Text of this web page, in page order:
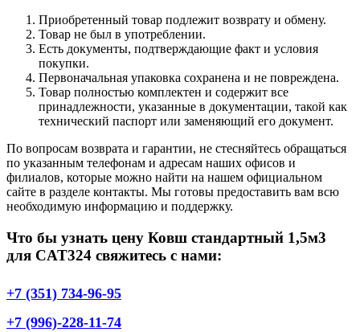
Приобретенный товар подлежит возврату и обмену.
Товар не был в употреблении.
Есть документы, подтверждающие факт и условия
покупки.
Первоначальная упаковка сохранена и не повреждена.
Товар полностью комплектен и содержит все
принадлежности, указанные в документации, такой как
технический паспорт или заменяющий его документ.
По вопросам возврата и гарантии, не стесняйтесь обращаться
по указанным телефонам и адресам наших офисов и
филиалов, которые можно найти на нашем официальном
сайте в разделе контакты. Мы готовы предоставить вам всю
необходимую информацию и поддержку.
Что бы узнать цену Ковш стандартный 1,5м3
для CAT324 свяжитесь с нами:
+7 (351) 734-96-95
+7 (996)-228-11-74